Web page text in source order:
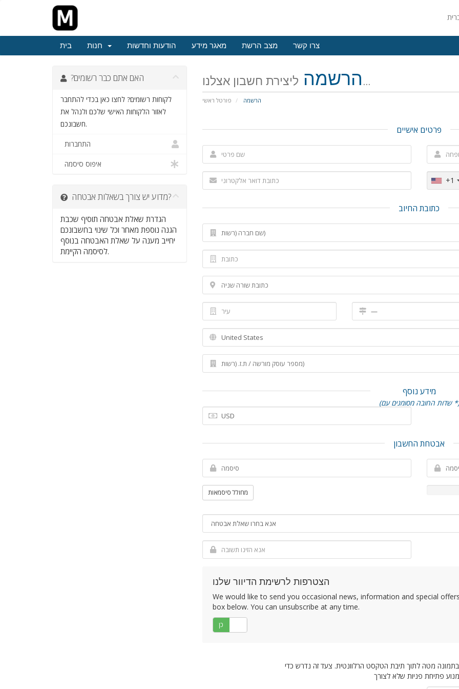
בית הודעות וחדשות מאגר מידע מצב הרשת צרו קשר
הרשמהליצירת חשבון אצלנו...
פורטל ראשי הרשמה
?האם אתם כבר רשומים
לקוחות רשומים? לחצו כאן בכדי להתחבר
לאזור הלקוחות האישי שלכם ולנהל את
חשבונכם.
התחברות
איפוס סיסמה
פרטים אישיים
+1
כתובת החיוב
מידע נוסף
(שדות החובה מסומנים עם *)
אבטחת החשבון
מחולל סיסמאות
הצטרפות לרשימת הדיוור שלנו
We would like to send you occasional news, information and special
box below. You can unsubscribe at any time.
כן
בתמונה מטה לתוך תיבת הטקסט הרלוונטית. צעד זה נדרש כדי
מדוע יש צורך בשאלות אבטחה?
הגדרת שאלת אבטחה תוסיף שכבת
הגנה נוספת מאחר וכל שינוי בחשבונכם
יחייב מענה על שאלת האבטחה בנוסף
לסיסמה הקיימת.